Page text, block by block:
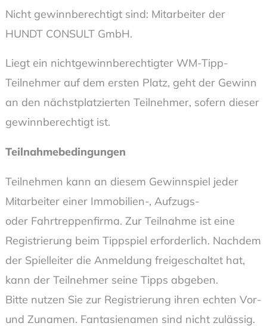
Nicht gewinnberechtigt sind: Mitarbeiter der
HUNDT CONSULT GmbH.
Liegt ein nichtgewinnberechtigter WM-Tipp-
Teilnehmer auf dem ersten Platz, geht der Gewinn
an den nächstplatzierten Teilnehmer, sofern dieser
gewinnberechtigt ist.
Teilnahmebedingungen
Teilnehmen kann an diesem Gewinnspiel jeder
Mitarbeiter einer Immobilien-, Aufzugs-
oder Fahrtreppenfirma. Zur Teilnahme ist eine
Registrierung beim Tippspiel erforderlich. Nachdem
der Spielleiter die Anmeldung freigeschaltet hat,
kann der Teilnehmer seine Tipps abgeben.
Bitte nutzen Sie zur Registrierung ihren echten Vor-
und Zunamen. Fantasienamen sind nicht zulässig.